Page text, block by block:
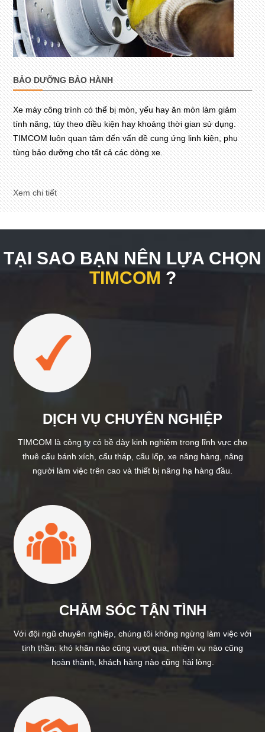
BẢO DƯỠNG BẢO HÀNH
Xe máy công trình có thể bị mòn, yếu hay ăn mòn làm giảm
tính năng, tùy theo điều kiện hay khoảng thời gian sử dụng.
TIMCOM luôn quan tâm đến vấn đề cung ứng linh kiện, phụ
tùng bảo dưỡng cho tất cả các dòng xe.
Xem chi tiết
TẠI SAO BẠN NÊN LỰA CHỌN
TIMCOM ?
DỊCH VỤ CHUYÊN NGHIỆP
TIMCOM là công ty có bề dày kinh nghiệm trong lĩnh vực cho
thuê cẩu bánh xích, cẩu tháp, cẩu lốp, xe nâng hàng, nâng
người làm việc trên cao và thiết bị nâng hạ hàng đầu.
CHĂM SÓC TẬN TÌNH
Với đội ngũ chuyên nghiệp, chúng tôi không ngừng làm việc với
tinh thần: khó khăn nào cũng vượt qua, nhiệm vụ nào cũng
hoàn thành, khách hàng nào cũng hài lòng.